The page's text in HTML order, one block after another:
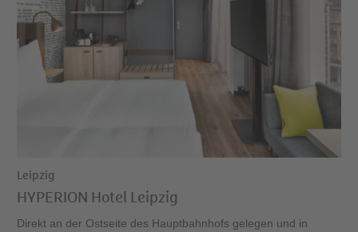
Leipzig
HYPERION Hotel Leipzig
Direkt an der Ostseite des Hauptbahnhofs gelegen und in